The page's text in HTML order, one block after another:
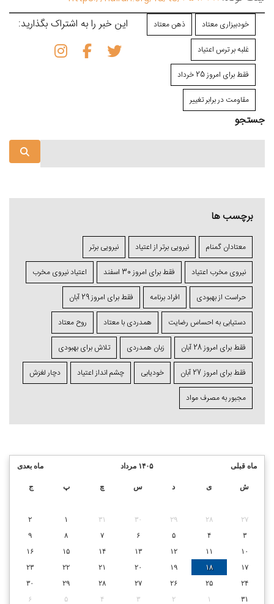
خودبیزاری معتاد ذهن معتاد
غلبه بر ترس اعتیاد
فقط برای امروز 25 خرداد
مقاومت در برابر تغییر
این خبر را به اشتراک بگذارید:
جستجو
برچسب ها
معتادان گمنام نیرویی برتر از اعتیاد نیرویی برتر
نیروی مخرب اعتیاد فقط برای امروز 30 اسفند اعتياد نیروی مخرب
حراست از بهبودی افراد برنامه فقط برای امروز 29 آبان
دستیابی به احساس رضایت همدردی با معتاد روح معتاد
فقط برای امروز 28 آبان زبان همدردی تلاش برای بهبودی
فقط برای امروز 27 آبان خودیابی چشم⁯ انداز اعتیاد دچار لغزش
مجبور به مصرف مواد
ماه بعدی ۱۴۰۵ مرداد ماه قبلی
ش ی د س چ پ ج
۲۷ ۲۸ ۲۹ ۳۰ ۳۱ ۱
۲
۳
۴ ۵ ۶ ۷ ۸
۹
۱۰
۱۱ ۱۲ ۱۳ ۱۴ ۱۵
۱۶
۱۷
۱۸ ۱۹ ۲۰ ۲۱ ۲۲
۲۳
۲۴
۲۵ ۲۶ ۲۷ ۲۸ ۲۹
۳۰
۳۱
۱ ۲ ۳ ۴ ۵ ۶